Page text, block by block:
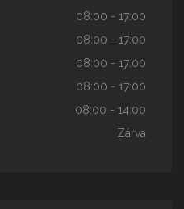
08:00 - 17:00
08:00 - 17:00
08:00 - 17:00
08:00 - 17:00
08:00 - 14:00
Zárva